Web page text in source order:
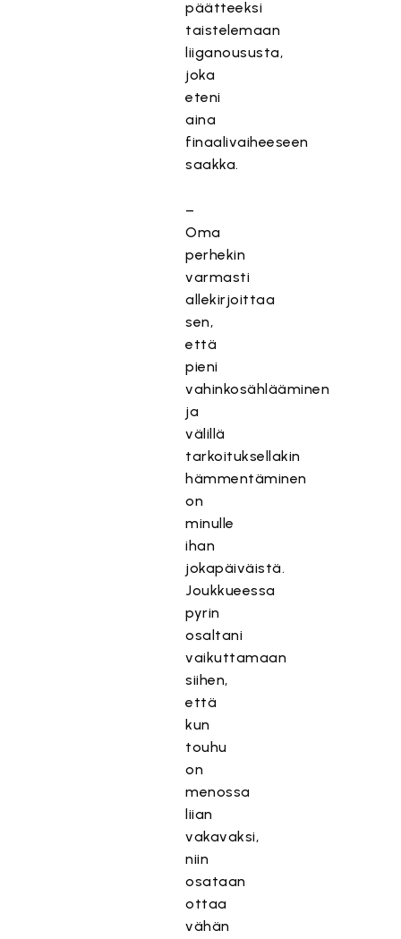
päätteeksi
taistelemaan
liiganoususta,
joka
eteni
aina
finaalivaiheeseen
saakka.
–
Oma
perhekin
varmasti
allekirjoittaa
sen,
että
pieni
vahinkosählääminen
ja
välillä
tarkoituksellakin
hämmentäminen
on
minulle
ihan
jokapäiväistä.
Joukkueessa
pyrin
osaltani
vaikuttamaan
siihen,
että
kun
touhu
on
menossa
liian
vakavaksi,
niin
osataan
ottaa
vähän